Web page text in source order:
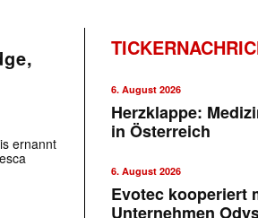
ernannt
6. August 2026
Herzklappe:
in Österreich
6. August 2026
Evotec kooperiert
Unternehmen